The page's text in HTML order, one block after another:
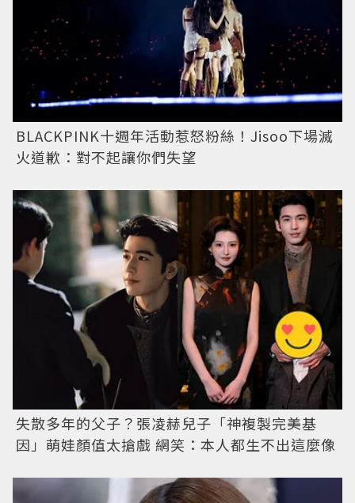
BLACKPINK十週年活動惹怒粉絲！Jisoo下場滅
火道歉：對不起讓你們失望
失散多年的父子？張凌赫兒子「神複製完美基
因」萌娃顏值太搶戲 網笑：本人都生不出這麼像